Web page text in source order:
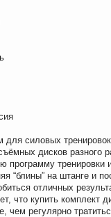
силовых
дисков
программу тренировки
“блины” на штанге и
отличных
что купить комплект
чем регулярно